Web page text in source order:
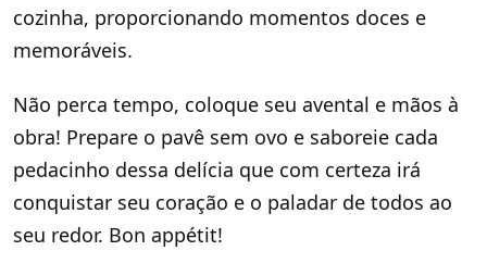
cozinha, proporcionando momentos doces e
memoráveis.
Não perca tempo, coloque seu avental e mãos à
obra! Prepare o pavê sem ovo e saboreie cada
pedacinho dessa delícia que com certeza irá
conquistar seu coração e o paladar de todos ao
seu redor. Bon appétit!